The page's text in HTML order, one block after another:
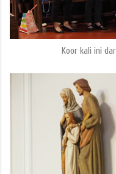
Koor kali ini